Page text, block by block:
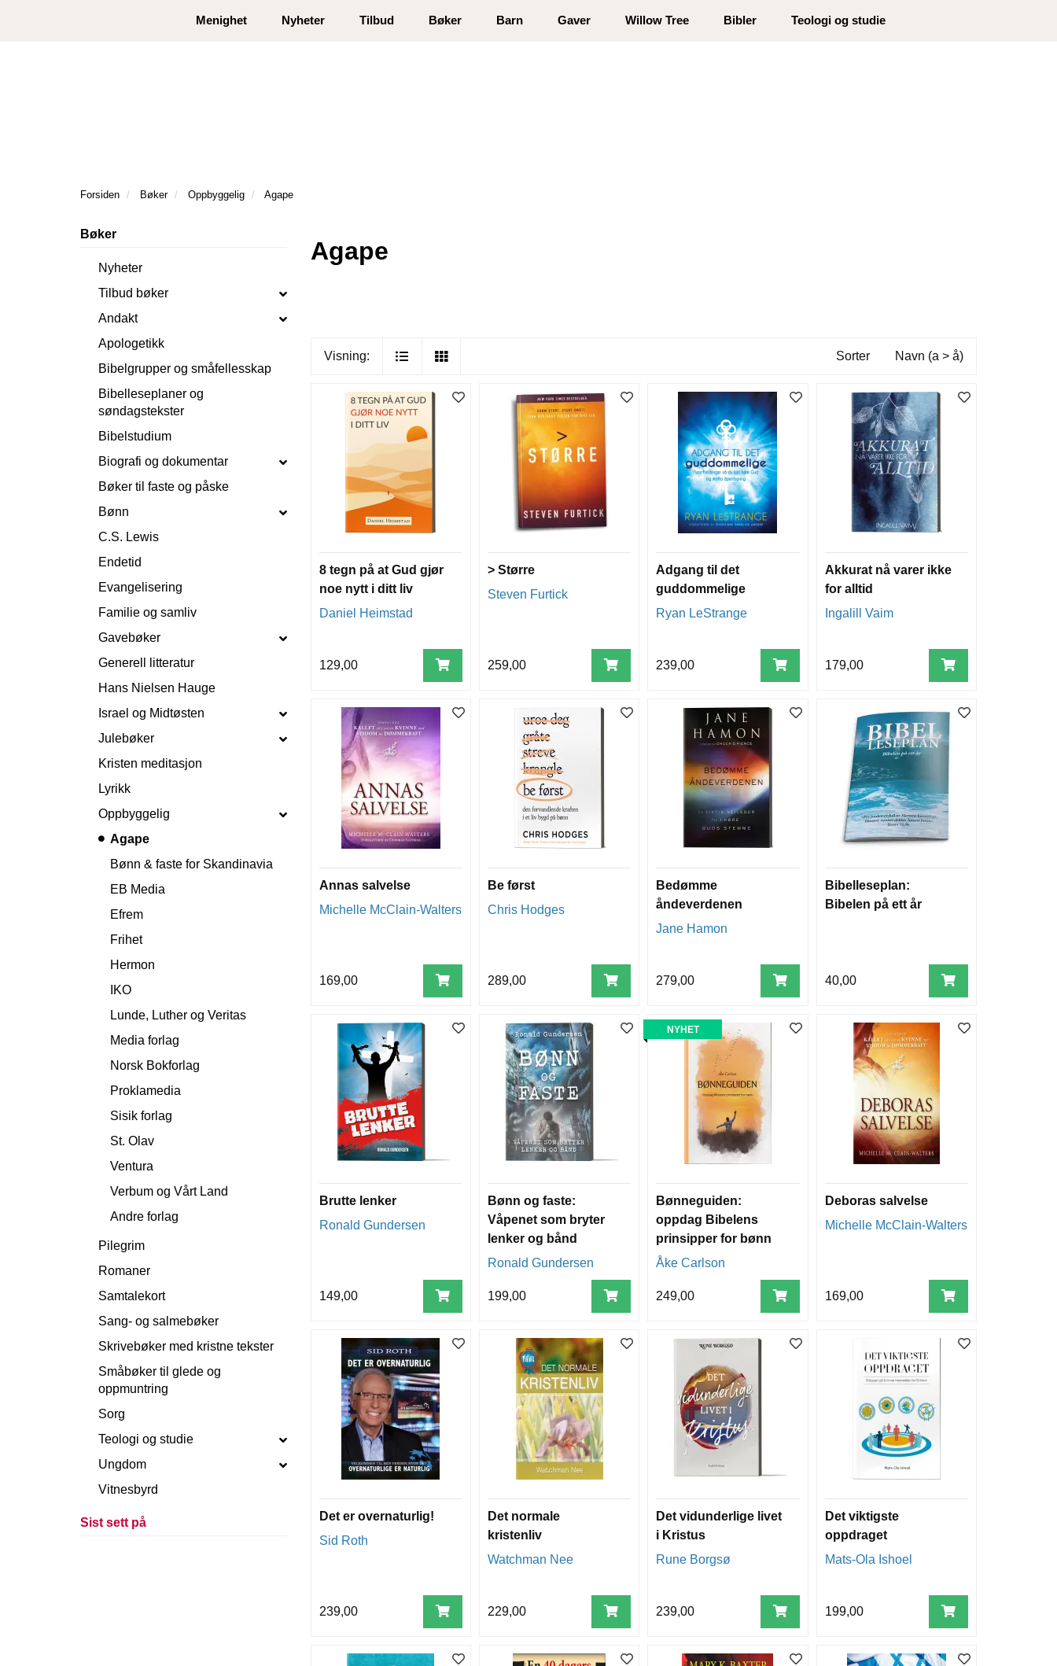
Åpningstider Logg inn eller registrer deg Min side Infosenter
Menighet Nyheter Tilbud Bøker Barn Gaver Willow Tree Bibler Teologi og studie
Forsiden Bøker Oppbyggelig Agape
Bøker
Nyheter
Tilbud bøker
Andakt
Apologetikk
Bibelgrupper og småfellesskap
Bibelleseplaner og
søndagstekster
Bibelstudium
Biografi og dokumentar
Bøker til faste og påske
Bønn
C.S. Lewis
Endetid
Evangelisering
Familie og samliv
Gavebøker
Generell litteratur
Hans Nielsen Hauge
Israel og Midtøsten
Julebøker
Kristen meditasjon
Lyrikk
Oppbyggelig
Agape
Bønn & faste for Skandinavia
EB Media
Efrem
Frihet
Hermon
IKO
Lunde, Luther og Veritas
Media forlag
Norsk Bokforlag
Proklamedia
Sisik forlag
St. Olav
Ventura
Verbum og Vårt Land
Andre forlag
Pilegrim
Romaner
Samtalekort
Sang- og salmebøker
Skrivebøker med kristne tekster
Småbøker til glede og
oppmuntring
Sorg
Teologi og studie
Ungdom
Vitnesbyrd
Sist sett på
Agape
Visning: Sorter Navn (a > å)
8 tegn på at Gud gjør
noe nytt i ditt liv
Daniel Heimstad
129,00
> Større
Steven Furtick
259,00
Adgang til det
guddommelige
Ryan LeStrange
239,00
Akkurat nå varer ikke
for alltid
Ingalill Vaim
179,00
Annas salvelse
Michelle McClain-Walters
169,00
Be først
Chris Hodges
289,00
Bedømme
åndeverdenen
Jane Hamon
279,00
Bibelleseplan:
Bibelen på ett år
40,00
Brutte lenker
Ronald Gundersen
149,00
Bønn og faste:
Våpenet som bryter
lenker og bånd
Ronald Gundersen
199,00
NYHET
Bønneguiden:
oppdag Bibelens
prinsipper for bønn
Åke Carlson
249,00
Deboras salvelse
Michelle McClain-Walters
169,00
Det er overnaturlig!
Sid Roth
239,00
Det normale
kristenliv
Watchman Nee
229,00
Det vidunderlige livet
i Kristus
Rune Borgsø
239,00
Det viktigste
oppdraget
Mats-Ola Ishoel
199,00